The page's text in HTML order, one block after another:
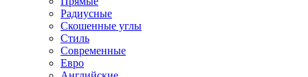
Радиусные
Скошенные углы
Стиль
Современные
Евро